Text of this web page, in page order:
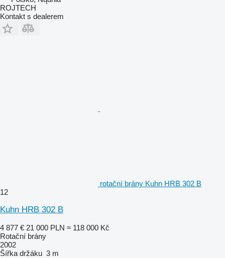
ROJTECH
Kontakt s dealerem
rotační brány Kuhn HRB 302 B
12
Kuhn HRB 302 B
4 877 € 21 000 PLN ≈ 118 000 Kč
Rotační brány
2002
Šířka držáku 3 m